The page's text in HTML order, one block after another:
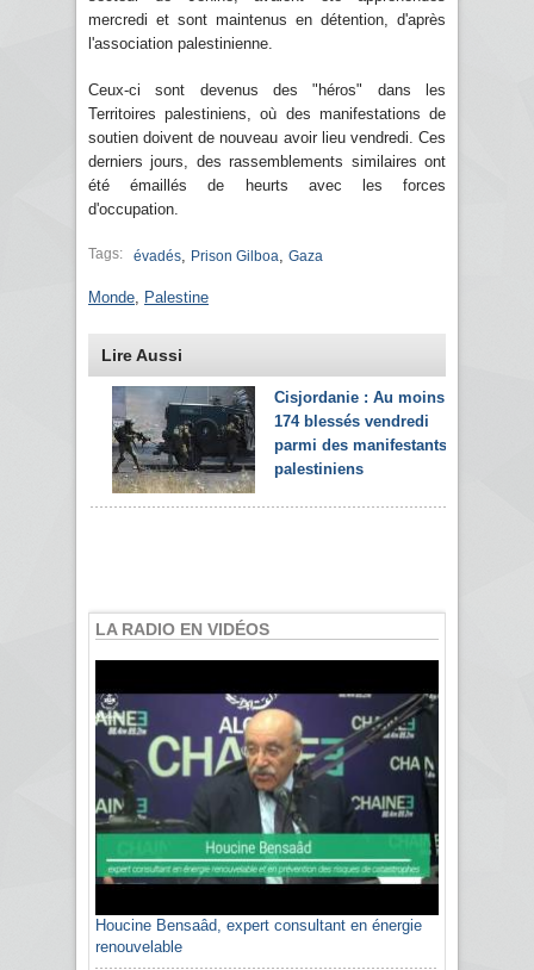
mercredi et sont maintenus en détention, d'après
l'association palestinienne.
Ceux-ci sont devenus des "héros" dans les
Territoires palestiniens, où des manifestations de
soutien doivent de nouveau avoir lieu vendredi. Ces
derniers jours, des rassemblements similaires ont
été émaillés de heurts avec les forces
d'occupation.
Tags: évadés Prison Gilboa Gaza
Monde Palestine
Lire Aussi
Cisjordanie : Au moins
174 blessés vendredi
parmi des manifestants
palestiniens
LA RADIO EN VIDÉOS
Houcine Bensaâd, expert consultant en énergie
renouvelable